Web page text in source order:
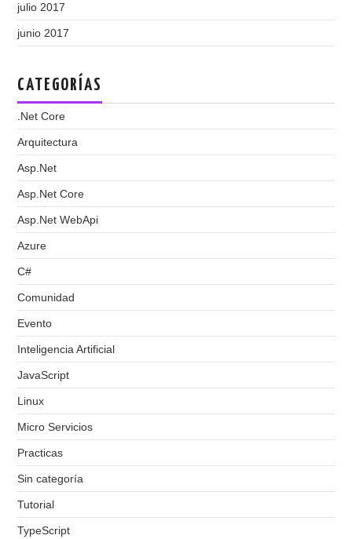
julio 2017
junio 2017
CATEGORÍAS
.Net Core
Arquitectura
Asp.Net
Asp.Net Core
Asp.Net WebApi
Azure
C#
Comunidad
Evento
Inteligencia Artificial
JavaScript
Linux
Micro Servicios
Practicas
Sin categoría
Tutorial
TypeScript